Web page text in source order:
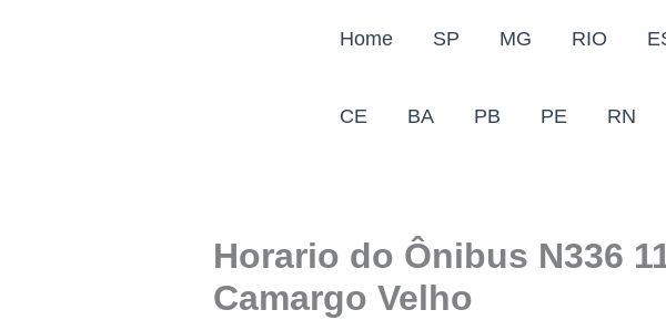
Home SP MG RIO
CE BA PB PE RN
Horario do Ônibus N336
Camargo Velho